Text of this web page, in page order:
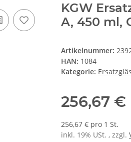
KGW
A, 450 ml,
Artikelnummer:
HAN: 1084
Kategorie:
256,67 €
256,67 € pro 1 St.
inkl. 19% USt. , zzgl.